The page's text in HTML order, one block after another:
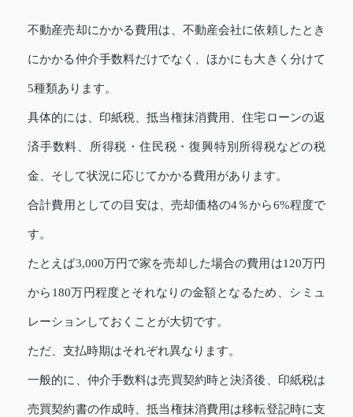
不動産売却にかかる費用は、不動産会社に依頼したとき
にかかる仲介手数料だけでなく、ほかにも大きく分けて
5種類あります。
具体的には、印紙税、抵当権抹消費用、住宅ローンの返
済手数料、所得税・住民税・復興特別所得税などの税
金、そして状況に応じてかかる費用があります。
合計費用としての目安は、売却価格の4％から6%程度で
す。
たとえば3,000万円で家を売却した場合の費用は120万円
から180万円程度とそれなりの金額となるため、シミュ
レーションしておくことが大切です。
ただ、支払時期はそれぞれ異なります。
一般的に、仲介手数料は売買契約時と決済後、印紙税は
売買契約書の作成時、抵当権抹消費用は移転登記時に支